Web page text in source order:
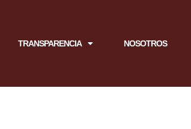
TRANSPARENCIA NOSOTROS